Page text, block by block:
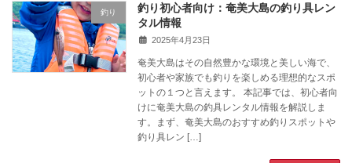
釣り
釣り初心者向け：奄美大島の釣り具レン
タル情報
2025年4月23日
奄美大島はその自然豊かな環境と美しい海で、
初心者や家族でも釣りを楽しめる理想的なスポ
ットの１つと言えます。 本記事では、初心者向
けに奄美大島の釣具レンタル情報を解説しま
す。まず、奄美大島のおすすめ釣りスポットや
釣り具レン […]